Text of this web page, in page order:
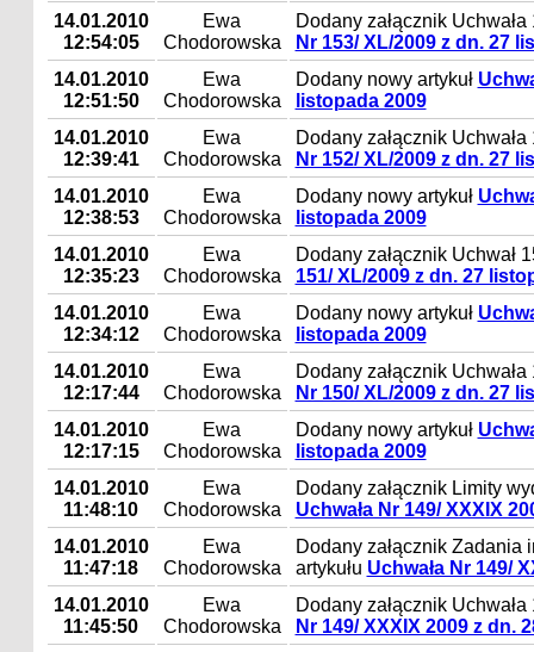
14.01.2010
12:54:05
Ewa
Chodorowska
Dodany załącznik
Nr 153/ XL/2009 z dn. 27
14.01.2010
12:51:50
Ewa
Chodorowska
Dodany nowy artykuł
listopada 2009
14.01.2010
12:39:41
Ewa
Chodorowska
Dodany załącznik
Nr 152/ XL/2009 z dn. 27
14.01.2010
12:38:53
Ewa
Chodorowska
Dodany nowy artykuł
listopada 2009
14.01.2010
12:35:23
Ewa
Chodorowska
Dodany załącznik Uchwał
151/ XL/2009 z dn. 27
14.01.2010
12:34:12
Ewa
Chodorowska
Dodany nowy artykuł
listopada 2009
14.01.2010
12:17:44
Ewa
Chodorowska
Dodany załącznik
Nr 150/ XL/2009 z dn. 27
14.01.2010
12:17:15
Ewa
Chodorowska
Dodany nowy artykuł
listopada 2009
14.01.2010
11:48:10
Ewa
Chodorowska
Dodany załącznik Limity
Uchwała Nr 149/ XXXIX
14.01.2010
11:47:18
Ewa
Chodorowska
Dodany załącznik Zadania
artykułu Uchwała Nr 149/
14.01.2010
11:45:50
Ewa
Chodorowska
Dodany załącznik
Nr 149/ XXXIX 2009 z dn.